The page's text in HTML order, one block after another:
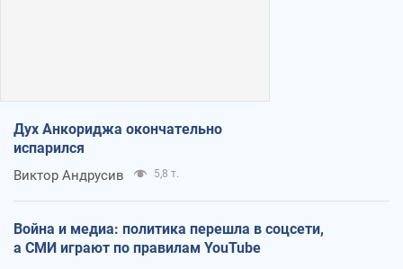
Дух Анкориджа окончательно
испарился
Виктор Андрусив 5,8 т.
Война и медиа: политика перешла в соцсети,
а СМИ играют по правилам YouTube